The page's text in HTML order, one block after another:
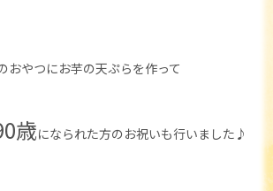
おやつにお芋の天ぷらを作って
歳になられた方のお祝いも行いました♪